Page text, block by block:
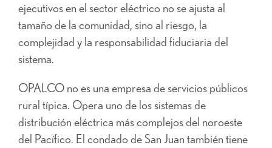
ejecutivos en el sector eléctrico no se ajusta al
tamaño de la comunidad, sino al riesgo, la
complejidad y la responsabilidad fiduciaria del
sistema.
OPALCO no es una empresa de servicios públicos
rural típica. Opera uno de los sistemas de
distribución eléctrica más complejos del noroeste
del Pacífico. El condado de San Juan también tiene